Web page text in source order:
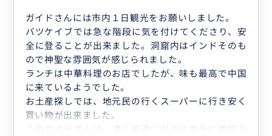
ガイドさんには市内１日観光をお願いしました。
バツケイブでは急な階段に気を付けてくださり、安
全に登ることが出来ました。洞窟内はインドそのも
ので神聖な雰囲気が感じられました。
ランチは中華料理のお店でしたが、味も最高で中国
に来ているようでした。
お土産探しでは、地元民の行くスーパーに行き安く
買い物が出来ました。
このガイドさんは、凄く気遣いがあり本当に親切で